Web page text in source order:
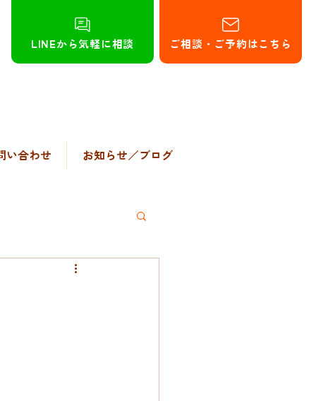
LINEから気軽に相談 ご相談・ご予約はこちら
い合わせ お知らせ／ブログ